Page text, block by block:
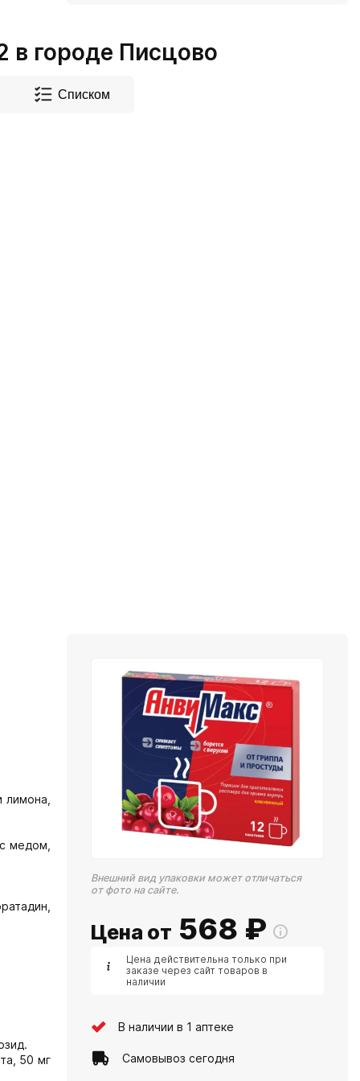
городе Писцово
Списком
медом,
50 мг
Внешний вид упаковки может отличаться
от фото на сайте.
Цена от 568 ₽
Цена действительна только при
заказе через сайт товаров в
наличии
В наличии в 1 аптеке
Самовывоз сегодня